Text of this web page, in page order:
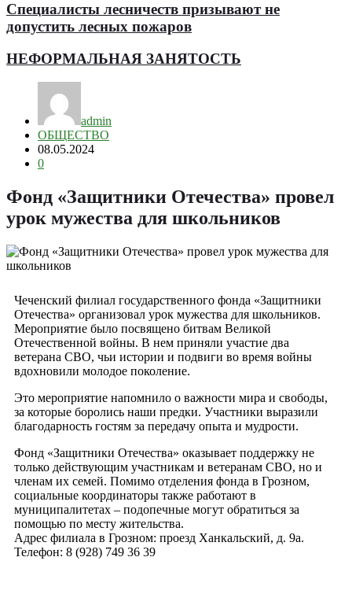
Специалисты лесничеств призывают не
допустить лесных пожаров
НЕФОРМАЛЬНАЯ ЗАНЯТОСТЬ
admin
ОБЩЕСТВО
08.05.2024
0
Фонд «Защитники Отечества» провел
урок мужества для школьников
Чеченский филиал государственного фонда «Защитники
Отечества» организовал урок мужества для школьников.
Мероприятие было посвящено битвам Великой
Отечественной войны. В нем приняли участие два
ветерана СВО, чьи истории и подвиги во время войны
вдохновили молодое поколение.
Это мероприятие напомнило о важности мира и свободы,
за которые боролись наши предки. Участники выразили
благодарность гостям за передачу опыта и мудрости.
Фонд «Защитники Отечества» оказывает поддержку не
только действующим участникам и ветеранам СВО, но и
членам их семей. Помимо отделения фонда в Грозном,
социальные координаторы также работают в
муниципалитетах – подопечные могут обратиться за
помощью по месту жительства.
Адрес филиала в Грозном: проезд Ханкальский, д. 9а.
Телефон: 8 (928) 749 36 39